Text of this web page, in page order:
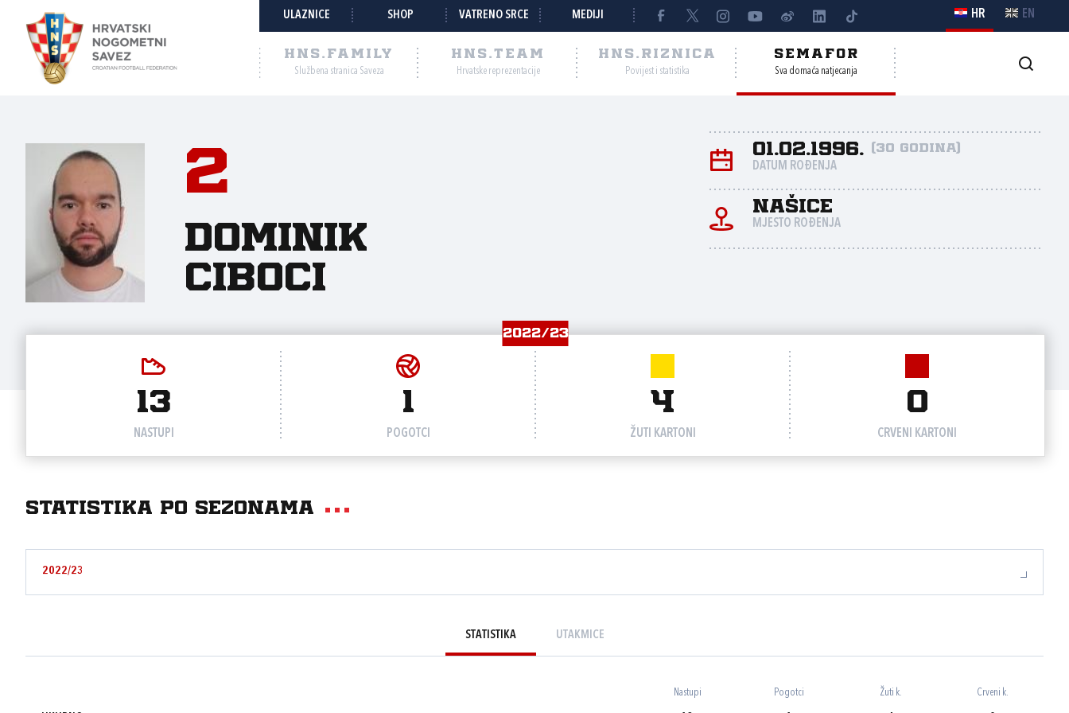
ULAZNICE SHOP VATRENO SRCE MEDIJI HR EN
HNS.FAMILY
Službena stranica Saveza
HNS.TEAM
Hrvatske reprezentacije
HNS.RIZNICA
Povijest i statistika
SEMAFOR
Sva domaća natjecanja
2
Dominik
Ciboci
01.02.1996. (30 godina)
DATUM ROĐENJA
Našice
MJESTO ROĐENJA
2022/23
13
NASTUPI
1
POGOTCI
4
ŽUTI KARTONI
0
CRVENI KARTONI
Statistika po sezonama
2022/23
STATISTIKA UTAKMICE
Nastupi Pogotci Žuti k. Crveni k.